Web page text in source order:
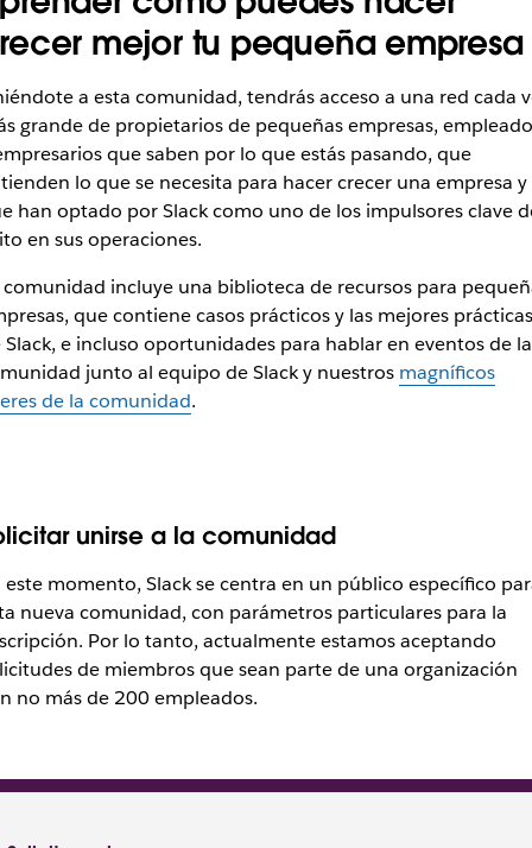
mejor tu pequeña empresa
a esta comunidad, tendrás acceso a una red cada
grande de propietarios de pequeñas empresas,
que saben por lo que estás pasando, que
lo que se necesita para hacer crecer una empresa y
han optado por Slack como uno de los impulsores clave
en sus operaciones.
comunidad incluye una biblioteca de recursos para
que contiene casos prácticos y las mejores prácticas
Slack, e incluso oportunidades para hablar en eventos de la
junto al equipo de Slack y nuestros magníficos
de la comunidad.
unirse a la comunidad
este momento, Slack se centra en un público específico
nueva comunidad, con parámetros particulares para la
Por lo tanto, actualmente estamos aceptando
de miembros que sean parte de una organización
no más de 200 empleados.